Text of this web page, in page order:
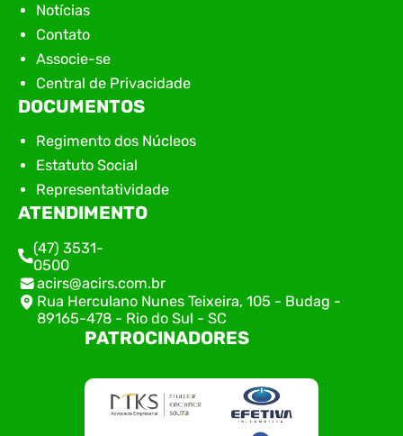
Notícias
Contato
Associe-se
Central de Privacidade
DOCUMENTOS
Regimento dos Núcleos
Estatuto Social
Representatividade
ATENDIMENTO
(47) 3531-
0500
acirs@acirs.com.br
Rua Herculano Nunes Teixeira, 105 - Budag -
89165-478 - Rio do Sul - SC
PATROCINADORES